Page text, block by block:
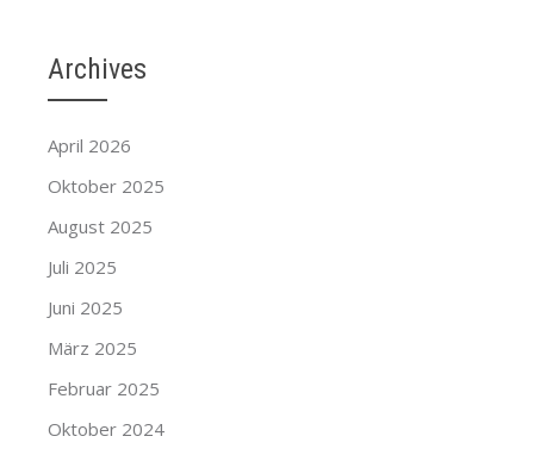
Archives
April 2026
Oktober 2025
August 2025
Juli 2025
Juni 2025
März 2025
Februar 2025
Oktober 2024